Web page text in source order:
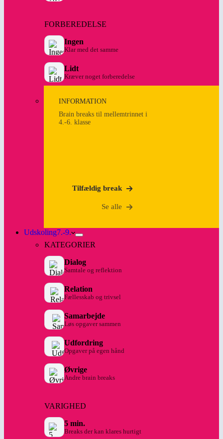
FORBEREDELSE
Ingen
Klar med det samme
Lidt
Kræver noget forberedelse
INFORMATION
Brain breaks til mellemtrinnet i
4.-6. klasse
Tilfældig break
Se alle
Udskoling7.-9.
KATEGORIER
Dialog
Samtale og reflektion
Relation
Fællesskab og trivsel
Samarbejde
Løs opgaver sammen
Udfordring
Opgaver på egen hånd
Øvrige
Andre brain breaks
VARIGHED
5 min.
Breaks der kan klares hurtigt